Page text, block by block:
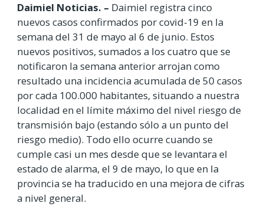
Daimiel Noticias. – Daimiel registra cinco
nuevos casos confirmados por covid-19 en la
semana del 31 de mayo al 6 de junio. Estos
nuevos positivos, sumados a los cuatro que se
notificaron la semana anterior arrojan como
resultado una incidencia acumulada de 50 casos
por cada 100.000 habitantes, situando a nuestra
localidad en el límite máximo del nivel riesgo de
transmisión bajo (estando sólo a un punto del
riesgo medio). Todo ello ocurre cuando se
cumple casi un mes desde que se levantara el
estado de alarma, el 9 de mayo, lo que en la
provincia se ha traducido en una mejora de cifras
a nivel general.